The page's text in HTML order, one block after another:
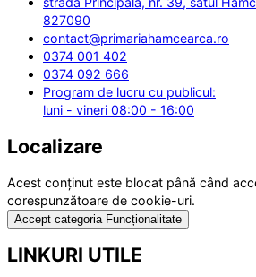
827090
contact@primariahamcearca.ro
0374 001 402
0374 092 666
Program de lucru cu publicul:
luni - vineri 08:00 - 16:00
Localizare
Acest conținut este blocat până când
corespunzătoare de cookie-uri.
Accept categoria Funcționalitate
LINKURI UTILE